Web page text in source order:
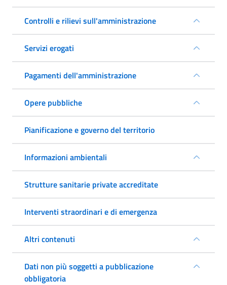
Controlli e rilievi sull'amministrazione
Servizi erogati
Pagamenti dell'amministrazione
Opere pubbliche
Pianificazione e governo del territorio
Informazioni ambientali
Strutture sanitarie private accreditate
Interventi straordinari e di emergenza
Altri contenuti
Dati non più soggetti a pubblicazione
obbligatoria